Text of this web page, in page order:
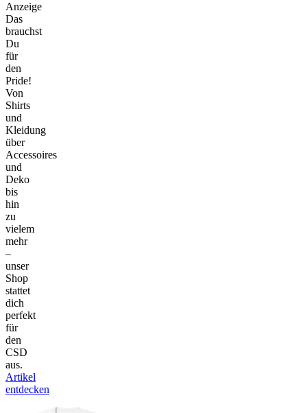
Anzeige
Das
brauchst
Du
für
den
Pride!
Von
Shirts
und
Kleidung
über
Accessoires
und
Deko
bis
hin
zu
vielem
mehr
–
unser
Shop
stattet
dich
perfekt
für
den
CSD
aus.
Artikel
entdecken